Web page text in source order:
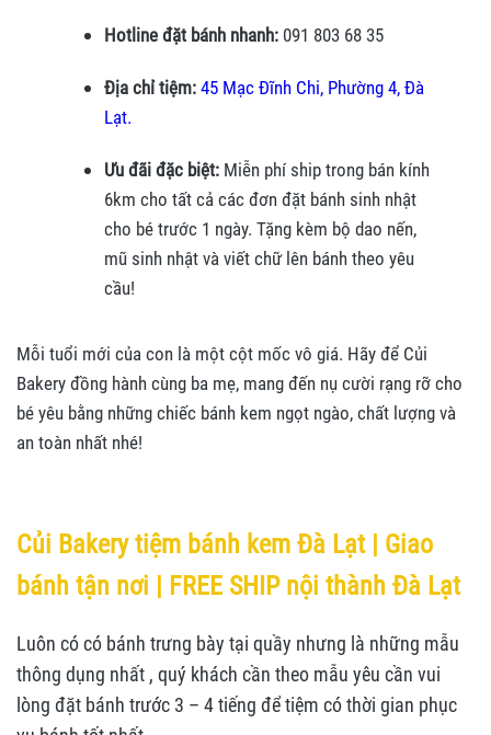
Hotline đặt bánh nhanh: 091 803 68 35
Địa chỉ tiệm: 45 Mạc Đĩnh Chi, Phường 4, Đà
Lạt.
Ưu đãi đặc biệt: Miễn phí ship trong bán kính
6km cho tất cả các đơn đặt bánh sinh nhật
cho bé trước 1 ngày. Tặng kèm bộ dao nến,
mũ sinh nhật và viết chữ lên bánh theo yêu
cầu!
Mỗi tuổi mới của con là một cột mốc vô giá. Hãy để Củi
Bakery đồng hành cùng ba mẹ, mang đến nụ cười rạng rỡ cho
bé yêu bằng những chiếc bánh kem ngọt ngào, chất lượng và
an toàn nhất nhé!
Củi Bakery tiệm bánh kem Đà Lạt | Giao
bánh tận nơi | FREE SHIP nội thành Đà Lạt
Luôn có có bánh trưng bày tại quầy nhưng là những mẫu
thông dụng nhất , quý khách cần theo mẫu yêu cần vui
lòng đặt bánh trước 3 – 4 tiếng để tiệm có thời gian phục